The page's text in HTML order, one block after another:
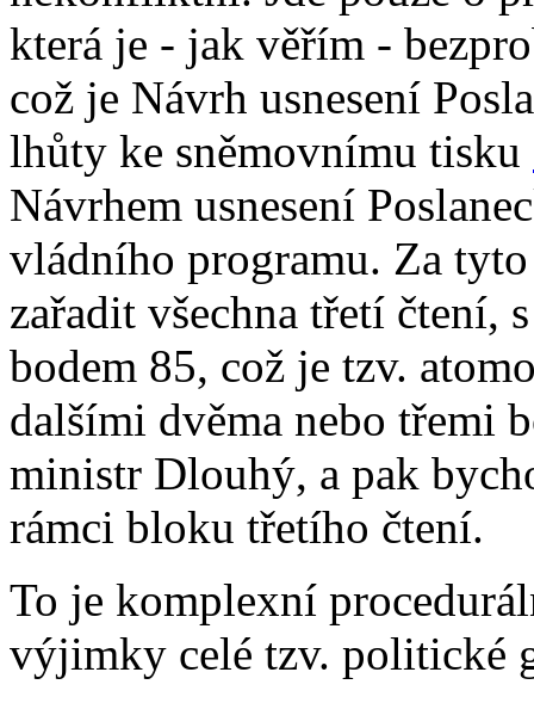
která je - jak věřím -
což je Návrh usnesení
lhůty ke sněmovnímu tisku
Návrhem usnesení
vládního programu. Za
zařadit všechna třetí čtení,
bodem 85, což je tzv.
dalšími dvěma nebo třemi
ministr Dlouhý, a pak
rámci bloku třetího čtení.
To je komplexní
výjimky celé tzv. politické